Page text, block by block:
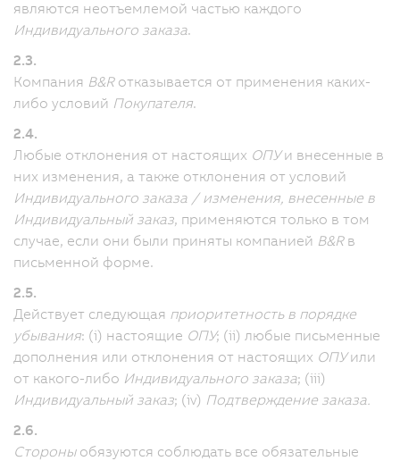
являются неотъемлемой частью каждого
Индивидуального заказа.
2.3.
Компания B&Rотказывается от применения каких-
либо условий Покупателя.
2.4.
Любые отклонения от настоящих ОПУи внесенные в
них изменения, а также отклонения от условий
Индивидуального заказа / изменения, внесенные в
Индивидуальный заказ, применяются только в том
случае, если они были приняты компанией B&Rв
письменной форме.
2.5.
Действует следующая приоритетность в порядке
убывания: (i) настоящие ОПУ; (ii) любые письменные
дополнения или отклонения от настоящих ОПУили
от какого-либо Индивидуального заказа; (iii)
Индивидуальный заказ; (iv) Подтверждение заказа.
2.6.
Стороныобязуются соблюдать все обязательные